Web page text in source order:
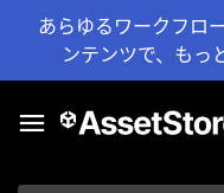
あらゆるワークフロ
ンテンツで、もっ